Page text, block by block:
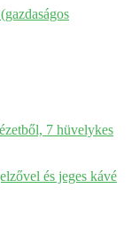
és jeges kávé